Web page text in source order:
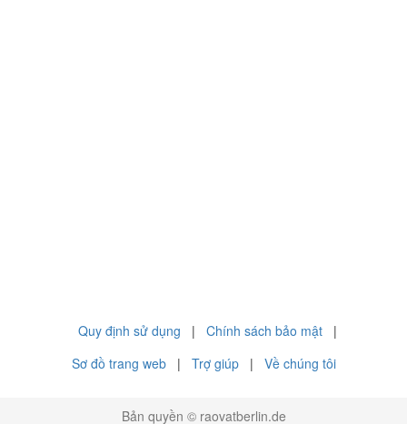
Quy định sử dụng | Chính sách bảo mật
|
Sơ đồ trang web
| Trợ giúp | Về chúng tôi
Bản quyền © raovatberlin.de